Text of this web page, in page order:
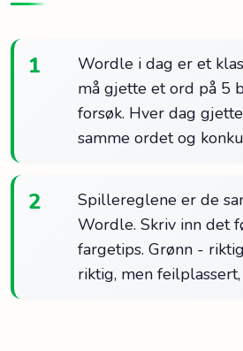
1
Wordle i dag er et
må gjette et ord på 5
forsøk. Hver dag
samme ordet og
2
Spillereglene er de
Wordle. Skriv inn det
fargetips. Grønn -
riktig, men